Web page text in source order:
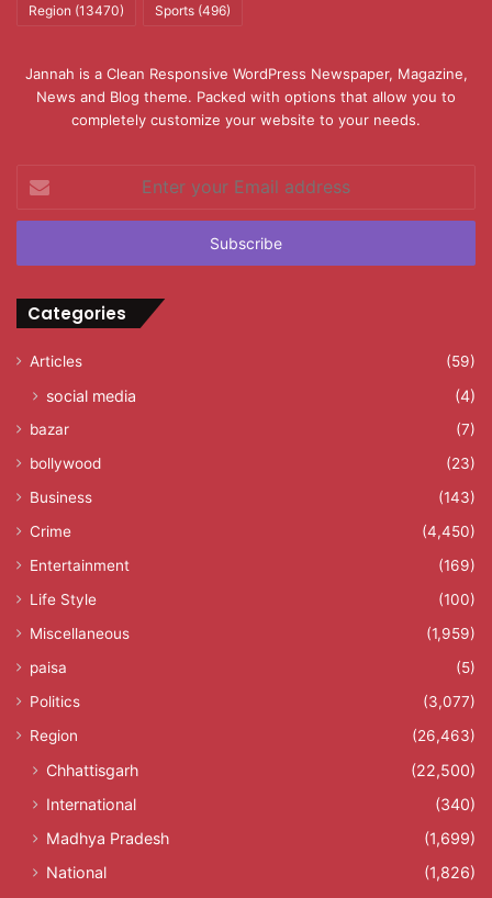
Region (13470) Sports (496)
Jannah is a Clean Responsive WordPress Newspaper, Magazine,
News and Blog theme. Packed with options that allow you to
completely customize your website to your needs.
your
Email
Categories
Articles (59)
social media (4)
bazar
(7)
bollywood
(23)
Business
(143)
Crime
(4,450)
Entertainment
(169)
Life Style
(100)
Miscellaneous
(1,959)
paisa
(5)
Politics
(3,077)
Region
(26,463)
Chhattisgarh
(22,500)
International
(340)
Madhya Pradesh
(1,699)
National
(1,826)